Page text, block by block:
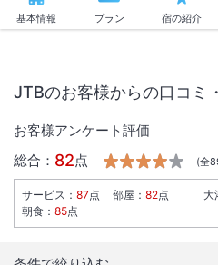
基本情報 プラン 宿の紹介
JTBのお客様からの口コミ
お客様アンケート評価
総合： 82点 (全
サービス ： 87点 部屋 ： 82点 大
朝食 ： 85点